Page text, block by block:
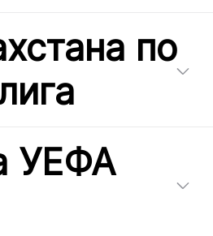
по
УЕФА